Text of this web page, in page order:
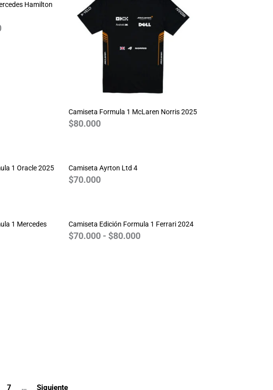
Hamilton
precios:
$70.000
Camiseta Formula 1 McLaren Norris 2025
$80.000
1 Oracle 2025 Camiseta Ayrton Ltd 4
$70.000
1 Mercedes
Camiseta Edición Formula 1 Ferrari 2024
$70.000 - $80.000
precios:
desde
7 … Siguiente